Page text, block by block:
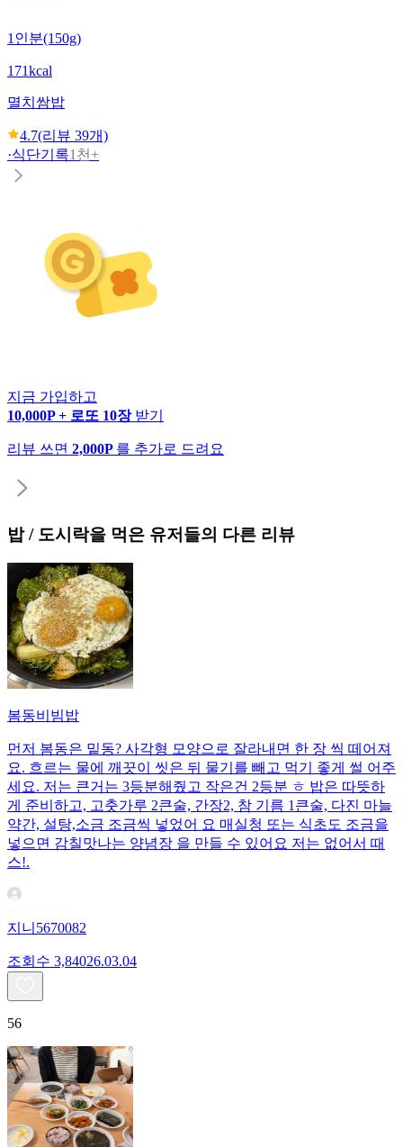
1인분(150g)
171kcal
멸치쌈밥
4.7(리뷰 39개)
·식단기록1천+
지금 가입하고
10,000P + 로또 10장 받기
리뷰 쓰면 2,000P 를 추가로 드려요
밥 / 도시락을 먹은 유저들의 다른 리뷰
봄동비빔밥
먼저 봄동은 밑동? 사각형 모양으로 잘라내면 한 장 씩 떼어져
요. 흐르는 물에 깨끗이 씻은 뒤 물기를 빼고 먹기 좋게 썰 어주
세요. 저는 큰거는 3등분해줬고 작은건 2등분 ㅎ 밥은 따뜻하
게 준비하고, 고춧가루 2큰술, 간장2, 참 기름 1큰술, 다진 마늘
약간, 설탕,소금 조금씩 넣었어 요 매실청 또는 식초도 조금을
넣으면 감칠맛나는 양념장 을 만들 수 있어요 저는 없어서 때
스!.
지니5670082
조회수 3,84026.03.04
56